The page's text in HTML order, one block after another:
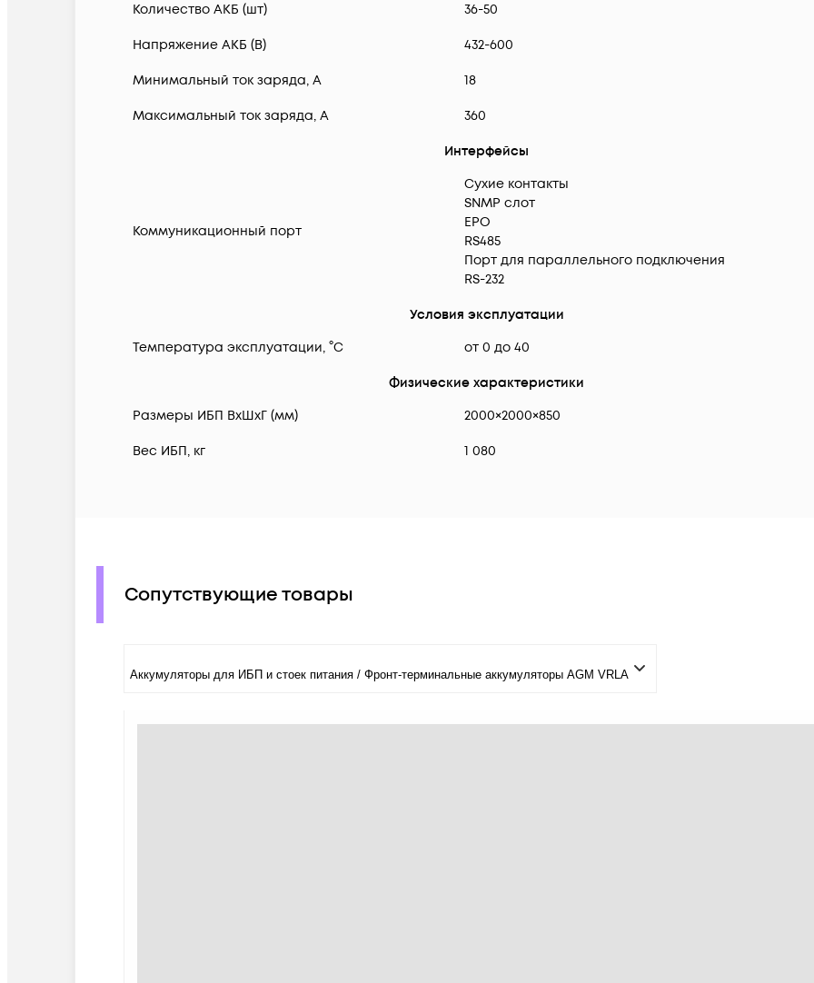
Количество АКБ (шт) 36-50
Напряжение АКБ (В) 432-600
Минимальный ток заряда, А 18
Максимальный ток заряда, А 360
Интерфейсы
Коммуникационный порт
Сухие контакты
SNMP слот
EPO
RS485
Порт для параллельного подключения
RS-232
Условия эксплуатации
Температура эксплуатации, °C
от 0 до 40
Физические характеристики
Размеры ИБП ВхШхГ (мм)
2000×2000×850
Вес ИБП, кг 1 080
Сопутствующие товары
Аккумуляторы для ИБП и стоек питания / Фронт-терминальные аккумуляторы AGM VRLA